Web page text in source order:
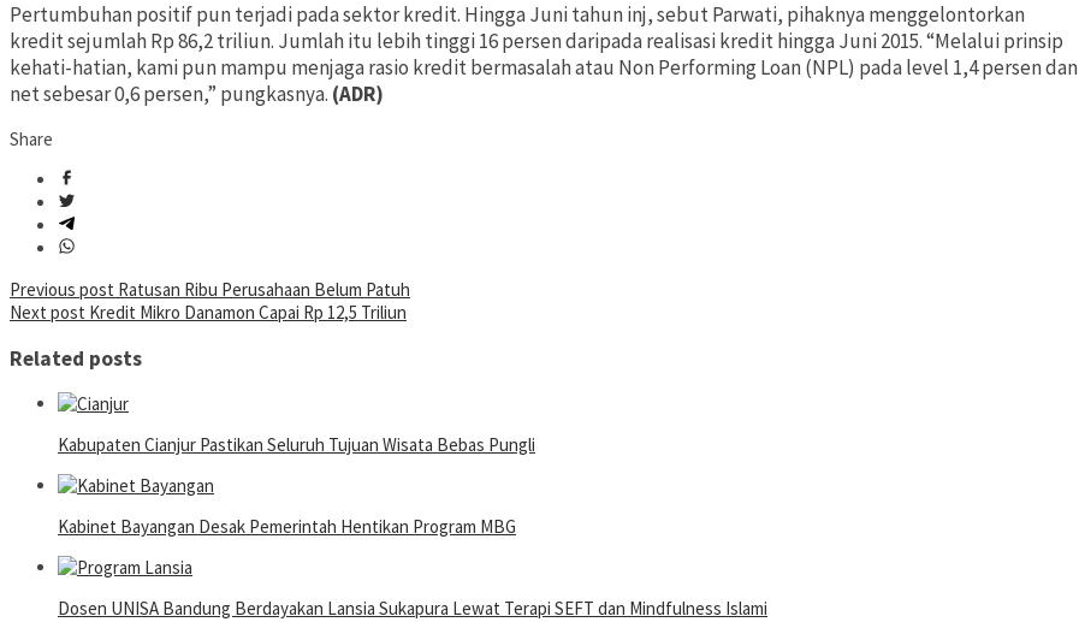
Pertumbuhan positif pun terjadi pada sektor kredit. Hingga Juni tahun inj, sebut Parwati, pihaknya menggelontorkan
kredit sejumlah Rp 86,2 triliun. Jumlah itu lebih tinggi 16 persen daripada realisasi kredit hingga Juni 2015. “Melalui prinsip
kehati-hatian, kami pun mampu menjaga rasio kredit bermasalah atau Non Performing Loan (NPL) pada level 1,4 persen dan
net sebesar 0,6 persen,” pungkasnya. (ADR)
Share
Post
navigation
Previous post Ratusan Ribu Perusahaan Belum Patuh
Next post Kredit Mikro Danamon Capai Rp 12,5 Triliun
Related posts
Kabupaten Cianjur Pastikan Seluruh Tujuan Wisata Bebas Pungli
Kabinet Bayangan Desak Pemerintah Hentikan Program MBG
Dosen UNISA Bandung Berdayakan Lansia Sukapura Lewat Terapi SEFT dan Mindfulness Islami